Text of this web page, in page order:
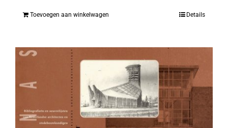
Toevoegen aan winkelwagen Details